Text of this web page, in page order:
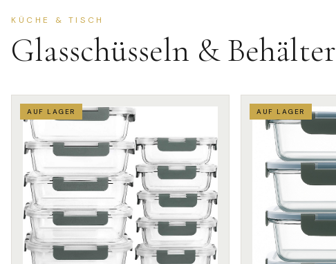
KÜCHE & TISCH
Glasschüsseln & Behälter
AUF LAGER AUF LAGER